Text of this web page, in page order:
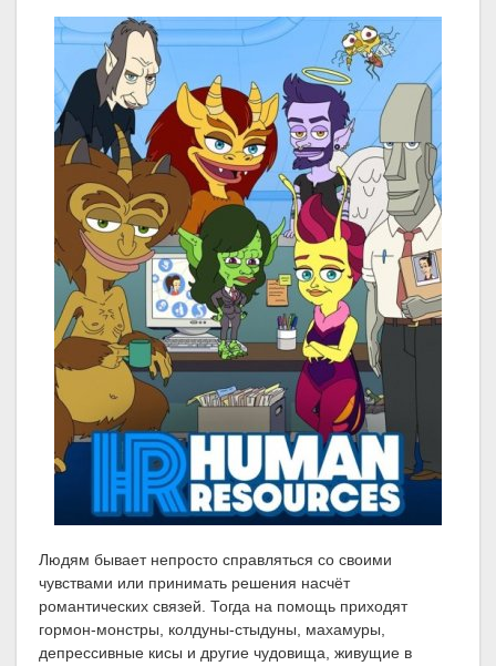
Людям бывает непросто справляться со своими
чувствами или принимать решения насчёт
романтических связей. Тогда на помощь приходят
гормон-монстры, колдуны-стыдуны, махамуры,
депрессивные кисы и другие чудовища, живущие в